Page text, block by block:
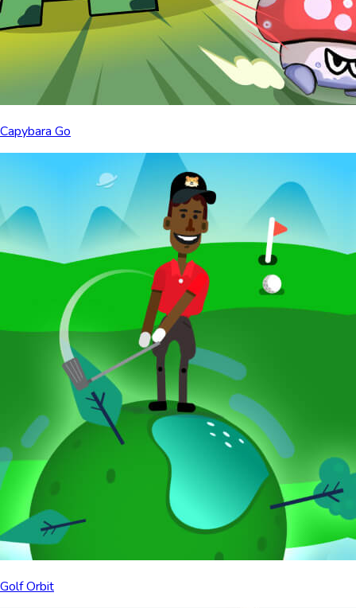
Capybara Go
Golf Orbit